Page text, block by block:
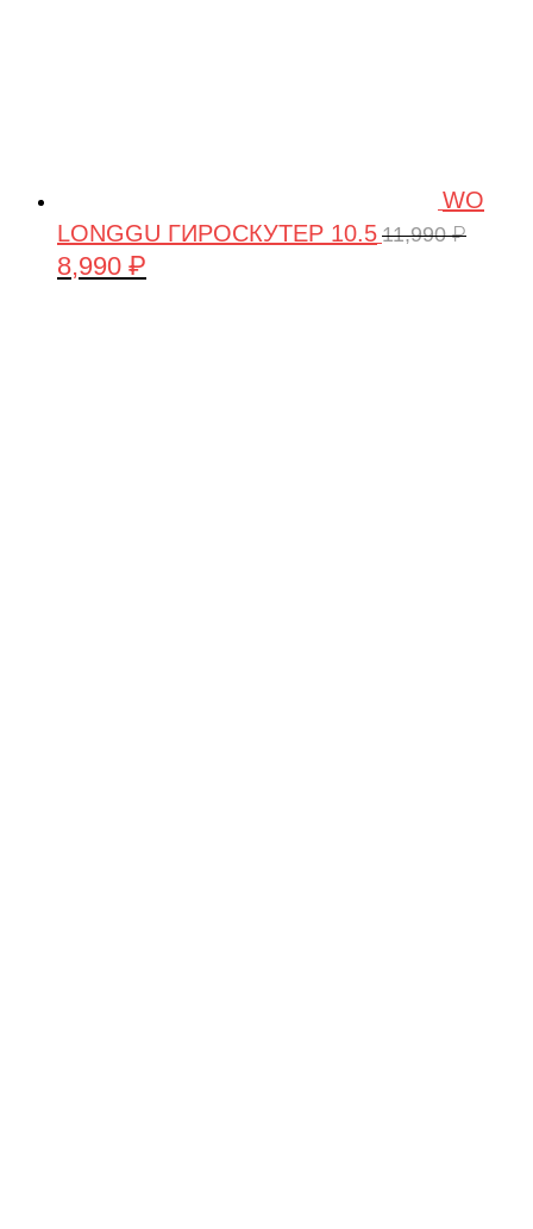
WO
LONGGU ГИРОСКУТЕР 10.5 11,990₽
Первоначальная
8,990 ₽